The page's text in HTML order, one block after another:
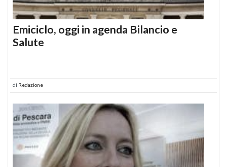
Emiciclo, oggi in agenda Bilancio e
Salute
di Redazione